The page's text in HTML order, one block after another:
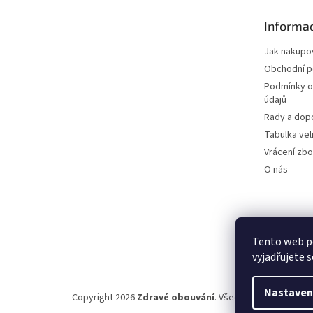
Tento web
vyjadřujete
Jak
Obchodní
Podmínky
údajů
Rady a
Tabulka
Vrácení
O nás
Copyright 2026 Zdravé obouvání. Všechna práva